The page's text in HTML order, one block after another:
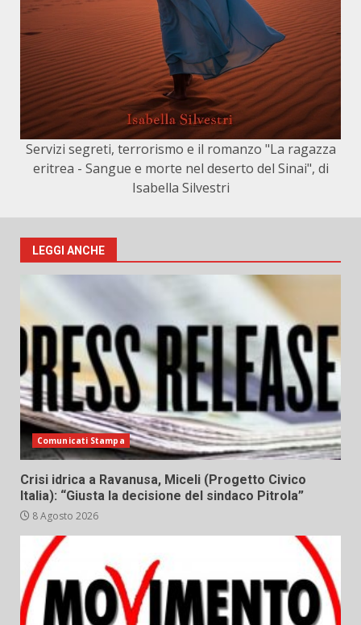
Servizi segreti, terrorismo e il romanzo "La ragazza
eritrea - Sangue e morte nel deserto del Sinai", di
Isabella Silvestri
LEGGI ANCHE
Comunicati Stampa
Crisi idrica a Ravanusa, Miceli (Progetto Civico
Italia): “Giusta la decisione del sindaco Pitrola”
8 Agosto 2026